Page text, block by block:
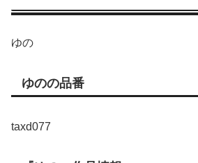
ゆの
ゆのの品番
taxd077